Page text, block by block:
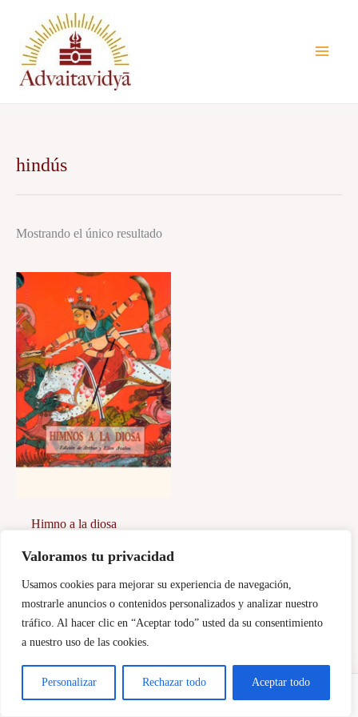
Valoramos tu privacidad
Usamos cookies para mejorar su experiencia de navegación,
mostrarle anuncios o contenidos personalizados y analizar nuestro
tráfico. Al hacer clic en “Aceptar todo” usted da su consentimiento
a nuestro uso de las cookies.
Personalizar Rechazar todo Aceptar todo
contenido
hindús
Mostrando el único resultado
Himno a la diosa
Añadir al carrito